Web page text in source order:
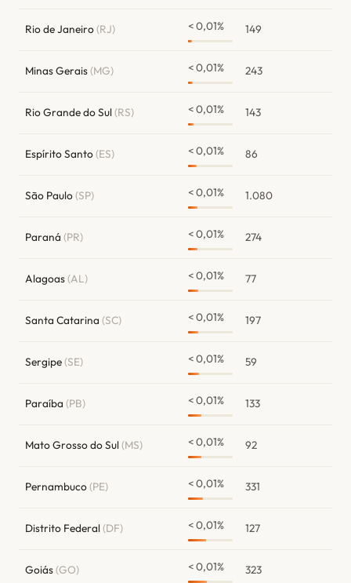
Rio de Janeiro(RJ) < 0,01% 149
Minas Gerais(MG) < 0,01% 243
Rio Grande do Sul(RS) < 0,01% 143
Espírito Santo(ES) < 0,01% 86
São Paulo(SP) < 0,01% 1.080
Paraná (PR) < 0,01% 274
Alagoas(AL) < 0,01% 77
Santa Catarina (SC) < 0,01% 197
Sergipe(SE) < 0,01% 59
Paraíba (PB) < 0,01% 133
Mato Grosso do Sul(MS) < 0,01% 92
Pernambuco(PE) < 0,01% 331
Distrito Federal(DF) < 0,01% 127
Goiás(GO) < 0,01% 323